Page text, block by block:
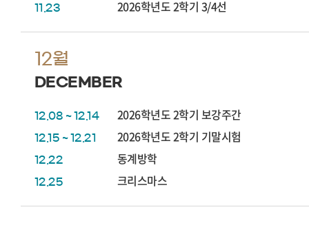
11.23 2026학년도 2학기 3/4선
12월
DECEMBER
12.08 ~ 12.14 2026학년도 2학기 보강주간
12.15 ~ 12.21 2026학년도 2학기 기말시험
12.22 동계방학
12.25 크리스마스